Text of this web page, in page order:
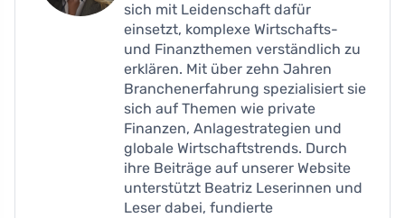
sich mit Leidenschaft dafür
einsetzt, komplexe Wirtschafts-
und Finanzthemen verständlich zu
erklären. Mit über zehn Jahren
Branchenerfahrung spezialisiert sie
sich auf Themen wie private
Finanzen, Anlagestrategien und
globale Wirtschaftstrends. Durch
ihre Beiträge auf unserer Website
unterstützt Beatriz Leserinnen und
Leser dabei, fundierte